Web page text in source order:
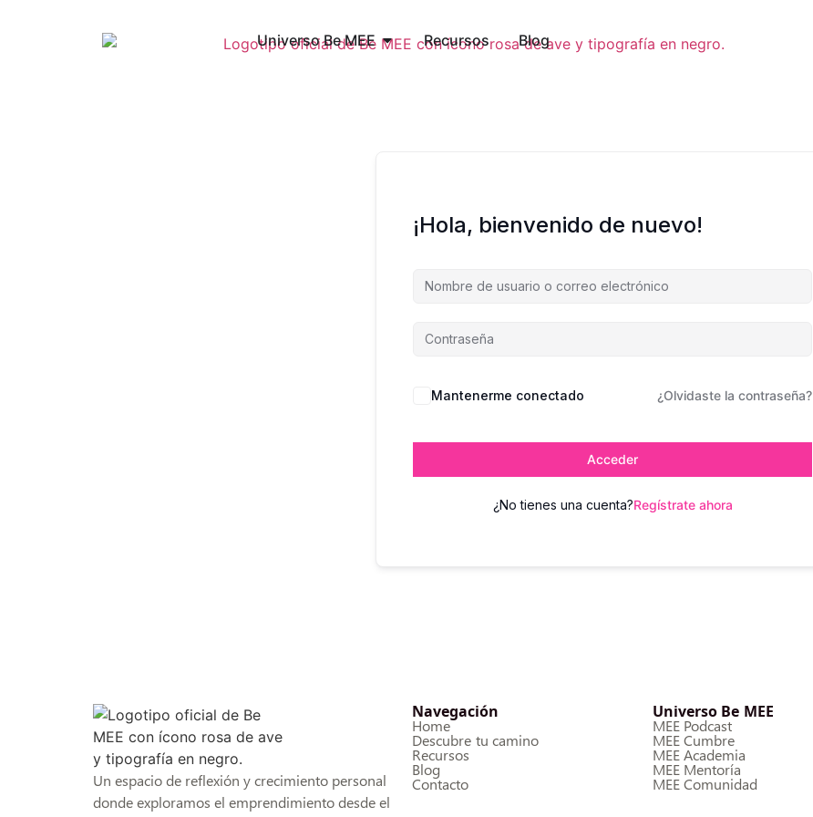
Universo Be MEE Recursos Blog
¡Hola, bienvenido de nuevo!
Mantenerme conectado ¿Olvidaste la contraseña?
Acceder
¿No tienes una cuenta?Regístrate ahora
Un espacio de reflexión y crecimiento personal
donde exploramos el emprendimiento desde el
Navegación
Home
Descubre tu camino
Recursos
Blog
Contacto
Universo Be MEE
MEE Podcast
MEE Cumbre
MEE Academia
MEE Mentoría
MEE Comunidad